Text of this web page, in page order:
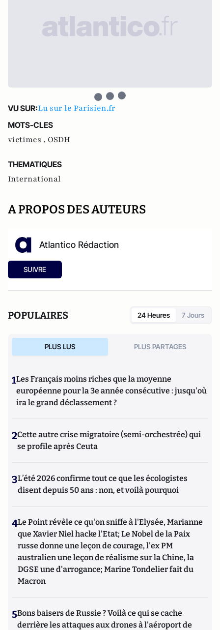
VU SUR:Lu sur le Parisien.fr
MOTS-CLES
victimes , OSDH
THEMATIQUES
International
A PROPOS DES AUTEURS
Atlantico Rédaction
SUIVRE
POPULAIRES 24 Heures 7 Jours
PLUS LUS PLUS PARTAGES
1Les Français moins riches que la moyenne
européenne pour la 3e année consécutive : jusqu'où
ira le grand déclassement ?
2Cette autre crise migratoire (semi-orchestrée) qui
se profile après Ceuta
3L’été 2026 confirme tout ce que les écologistes
disent depuis 50 ans : non, et voilà pourquoi
4Le Point révèle ce qu'on sniffe à l'Elysée, Marianne
que Xavier Niel hacke l'Etat; Le Nobel de la Paix
russe donne une leçon de courage, l'ex PM
australien une leçon de réalisme sur la Chine, la
DGSE une d'arrogance; Marine Tondelier fait du
Macron
5Bons baisers de Russie ? Voilà ce qui se cache
derrière les attaques aux drones à l'aéroport de